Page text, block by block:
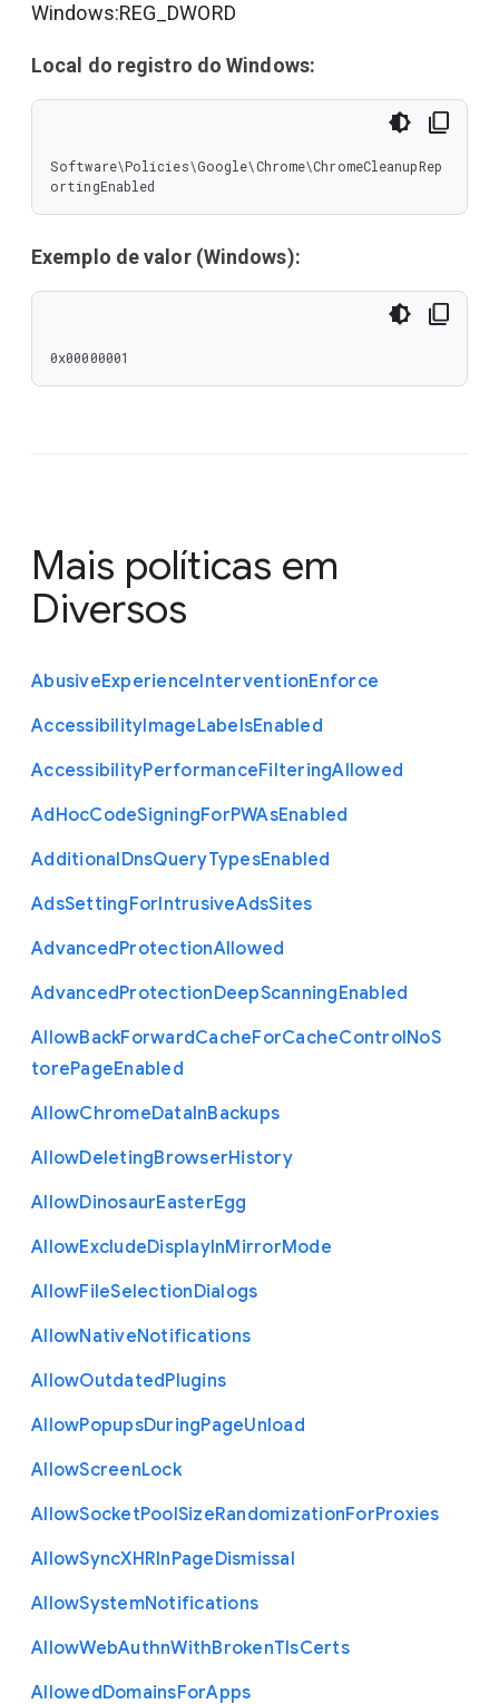
Windows:REG_DWORD
Local do registro do Windows:
Software\Policies\Google\Chrome\ChromeCleanupRep
ortingEnabled
Exemplo de valor (Windows):
0x00000001
Mais políticas em
Diversos
AbusiveExperienceInterventionEnforce
AccessibilityImageLabelsEnabled
AccessibilityPerformanceFilteringAllowed
AdHocCodeSigningForPWAsEnabled
AdditionalDnsQueryTypesEnabled
AdsSettingForIntrusiveAdsSites
AdvancedProtectionAllowed
AdvancedProtectionDeepScanningEnabled
AllowBackForwardCacheForCacheControlNoS
torePageEnabled
AllowChromeDataInBackups
AllowDeletingBrowserHistory
AllowDinosaurEasterEgg
AllowExcludeDisplayInMirrorMode
AllowFileSelectionDialogs
AllowNativeNotifications
AllowOutdatedPlugins
AllowPopupsDuringPageUnload
AllowScreenLock
AllowSocketPoolSizeRandomizationForProxies
AllowSyncXHRInPageDismissal
AllowSystemNotifications
AllowWebAuthnWithBrokenTlsCerts
AllowedDomainsForApps